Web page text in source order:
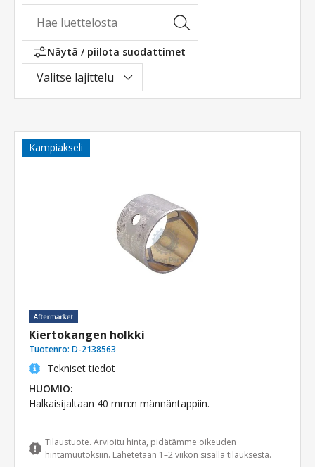
Näytä / piilota suodattimet
Valitse lajittelu
Kampiakseli
Kiertokangen holkki
Tuotenro: D-2138563
Tekniset tiedot
HUOMIO:
Halkaisijaltaan 40 mm:n männäntappiin.
Tilaustuote. Arvioitu hinta, pidätämme oikeuden
hintamuutoksiin. Lähetetään 1–2 viikon sisällä tilauksesta.